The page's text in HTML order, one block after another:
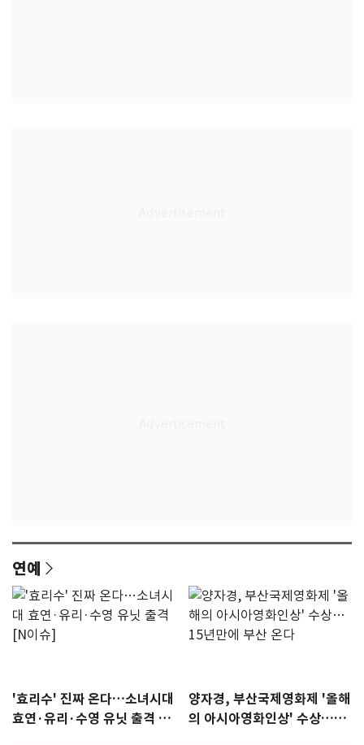
연예
'효리수' 진짜 온다…소녀시대
효연·유리·수영 유닛 출격 [N
양자경, 부산국제영화제 '올해
의 아시아영화인상' 수상…15